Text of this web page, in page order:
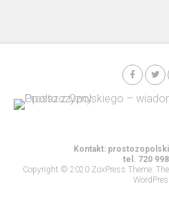
Kontakt:
tel. 720
Copyright © 2020 ZoxPress Theme.